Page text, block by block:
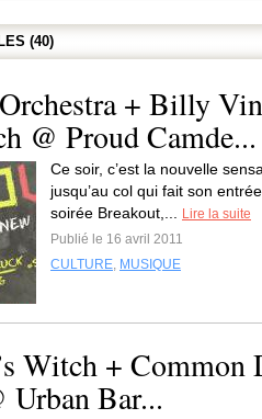
(40)
+ Billy
@ Proud Camde...
Ce soir, c’est la nouvelle
jusqu’au col qui fait son
soirée Breakout,...
Lire la suite
Publié le 16 avril 2011
CULTURE, MUSIQUE
Witch + Common
Urban Bar...